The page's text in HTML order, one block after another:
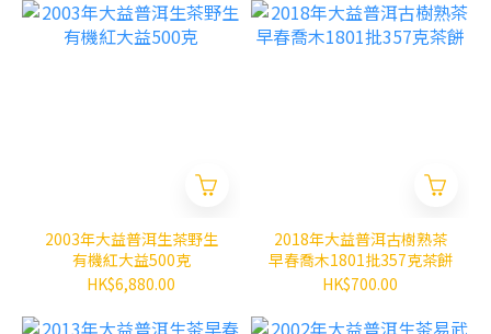
2003年大益普洱生茶野生
有機紅大益500克
HK$6,880.00
2018年大益普洱古樹熟茶
早春喬木1801批357克茶餅
HK$700.00